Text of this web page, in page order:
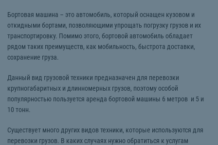
Бортовая машина – это автомобиль, который оснащен кузовом и
откидными бортами, позволяющими упрощать погрузку грузов и их
транспортировку. Помимо этого, бортовой автомобиль обладает
рядом таких преимуществ, как мобильность, быстрота доставки,
сохранение груза.
Данный вид грузовой техники предназначен для перевозки
крупногабаритных и длинномерных грузов, поэтому особой
популярностью пользуется аренда бортовой машины 6 метров и 5 и
10 тонн.
Существует много других видов техники, которые используются для
перевозки грузов. В каких случаях нужно обратиться к услугам